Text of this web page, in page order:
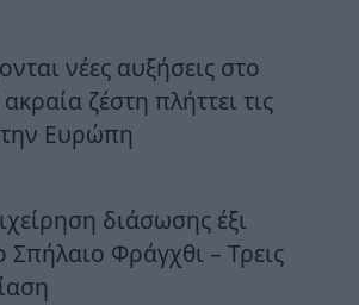
νέες αυξήσεις στο
ζέστη πλήττει τις
Ευρώπη
διάσωσης έξι
Σπήλαιο Φράγχθι – Τρεις